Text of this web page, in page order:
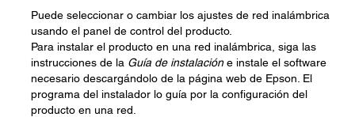
Puede seleccionar o cambiar los ajustes de red inalámbrica
usando el panel de control del producto.
Para instalar el producto en una red inalámbrica, siga las
instrucciones de la Guía de instalacióne instale el software
necesario descargándolo de la página web de Epson. El
programa del instalador lo guía por la configuración del
producto en una red.